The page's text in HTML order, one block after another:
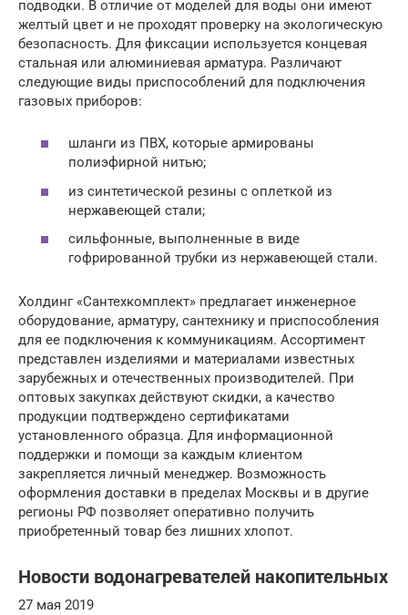
подводки. В отличие от моделей для воды они имеют
желтый цвет и не проходят проверку на экологическую
безопасность. Для фиксации используется концевая
стальная или алюминиевая арматура. Различают
следующие виды приспособлений для подключения
газовых приборов:
шланги из ПВХ, которые армированы
полиэфирной нитью;
из синтетической резины с оплеткой из
нержавеющей стали;
сильфонные, выполненные в виде
гофрированной трубки из нержавеющей стали.
Холдинг «Сантехкомплект» предлагает инженерное
оборудование, арматуру, сантехнику и приспособления
для ее подключения к коммуникациям. Ассортимент
представлен изделиями и материалами известных
зарубежных и отечественных производителей. При
оптовых закупках действуют скидки, а качество
продукции подтверждено сертификатами
установленного образца. Для информационной
поддержки и помощи за каждым клиентом
закрепляется личный менеджер. Возможность
оформления доставки в пределах Москвы и в другие
регионы РФ позволяет оперативно получить
приобретенный товар без лишних хлопот.
Новости водонагревателей накопительных
27 мая 2019